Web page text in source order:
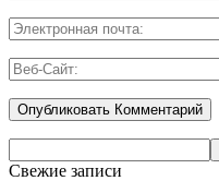
Свежие записи